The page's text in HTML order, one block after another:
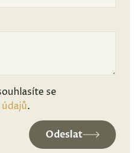
se
.
Odeslat